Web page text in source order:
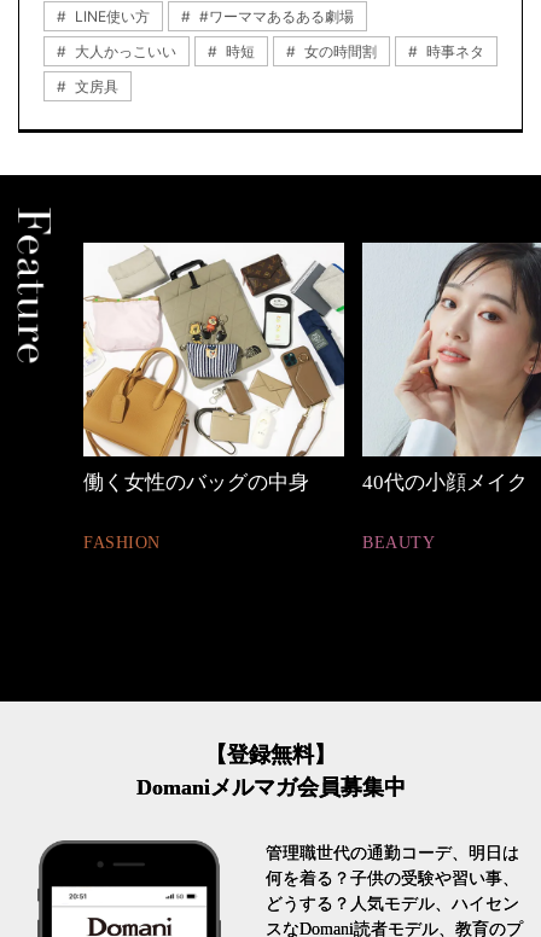
LINE使い方
#ワーママあるある劇場
大人かっこいい
時短 女の時間割
時事ネタ
文房具
40代の小顔メイク
BEAUTY
優木まおみさ
【登録無料】
Domaniメルマガ会員募集中
管理職世代の通勤コーデ、明日は
何を着る？子供の受験や習い事、
どうする？人気モデル、ハイセン
スなDomani読者モデル、教育のプ